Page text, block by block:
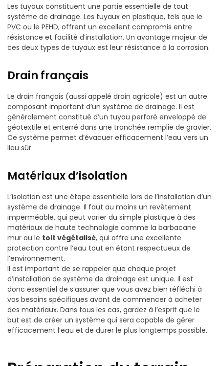
Les tuyaux constituent une partie essentielle de tout
système de drainage. Les tuyaux en plastique, tels que le
PVC ou le PEHD, offrent un excellent compromis entre
résistance et facilité d’installation. Un avantage majeur de
ces deux types de tuyaux est leur résistance à la corrosion.
Drain français
Le drain français (aussi appelé drain agricole) est un autre
composant important d’un système de drainage. Il est
généralement constitué d’un tuyau perforé enveloppé de
géotextile et enterré dans une tranchée remplie de gravier.
Ce système permet d’évacuer efficacement l’eau vers un
lieu sûr.
Matériaux d’isolation
L’isolation est une étape essentielle lors de l’installation d’un
système de drainage. Il faut au moins un revêtement
imperméable, qui peut varier du simple plastique à des
matériaux de haute technologie comme la barbacane
mur ou le toit végétalisé, qui offre une excellente
protection contre l’eau tout en étant respectueux de
l’environnement.
Il est important de se rappeler que chaque projet
d’installation de système de drainage est unique. Il est
donc essentiel de s’assurer que vous avez bien réfléchi à
vos besoins spécifiques avant de commencer à acheter
des matériaux. Dans tous les cas, gardez à l’esprit que le
but est de créer un système qui sera capable de gérer
efficacement l’eau et de durer le plus longtemps possible.